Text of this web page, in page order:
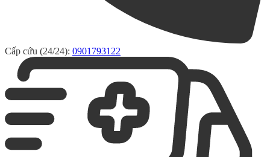
Cấp cứu (24/24): 0901793122